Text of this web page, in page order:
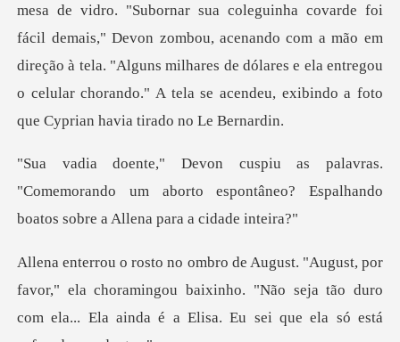
i
fácil demais," Devon zombou, acenando com a mão em
direção à tela. "Alguns milhares de dólares e ela e
"Comemorando um aborto espontâneo? Espalhand
," ela choramingou baixinho. "Não seja tão duro
com ela... Ela